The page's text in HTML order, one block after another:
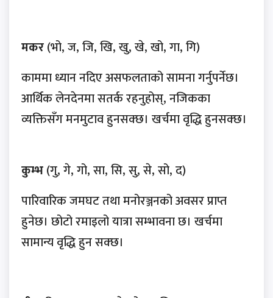
मकर(भो, ज, जि, खि, खु, खे, खो, गा, गि)
काममा ध्यान नदिए असफलताको सामना गर्नुपर्नेछ।
आर्थिक लेनदेनमा सतर्क रहनुहोस्, नजिकका
व्यक्तिसँग मनमुटाव हुनसक्छ। खर्चमा वृद्धि हुनसक्छ।
कुम्भ(गु, गे, गो, सा, सि, सु, से, सो, द)
पारिवारिक जमघट तथा मनोरञ्जनको अवसर प्राप्त
हुनेछ। छोटो रमाइलो यात्रा सम्भावना छ। खर्चमा
सामान्य वृद्धि हुन सक्छ।